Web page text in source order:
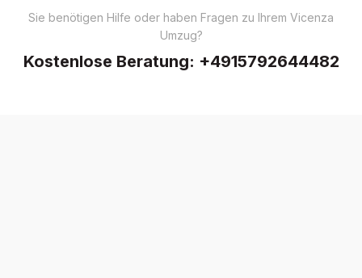
Sie benötigen Hilfe oder haben Fragen zu Ihrem Vicenza
Umzug?
Kostenlose Beratung: +4915792644482